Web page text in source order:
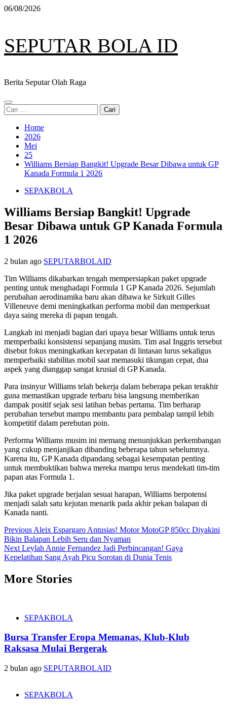
Skip
06/08/2026
SEPUTAR BOLA ID
Berita Seputar Olah Raga
Primary
Menu
Cari
untuk:
Home
2026
Mei
25
Williams Bersiap Bangkit! Upgrade Besar Dibawa untuk GP
Kanada Formula 1 2026
SEPAKBOLA
Williams Bersiap Bangkit! Upgrade
Besar Dibawa untuk GP Kanada Formula
1 2026
2 bulan ago SEPUTARBOLAID
Tim Williams dikabarkan tengah mempersiapkan paket upgrade
penting untuk menghadapi Formula 1 GP Kanada 2026. Sejumlah
perubahan aerodinamika baru akan dibawa ke Sirkuit Gilles
Villeneuve demi meningkatkan performa mobil dan memperkuat
daya saing mereka di papan tengah.
Langkah ini menjadi bagian dari upaya besar Williams untuk terus
memperbaiki konsistensi sepanjang musim. Tim asal Inggris tersebut
disebut fokus meningkatkan kecepatan di lintasan lurus sekaligus
memperbaiki stabilitas mobil saat memasuki tikungan cepat, dua
aspek yang dianggap sangat krusial di GP Kanada.
Para insinyur Williams telah bekerja dalam beberapa pekan terakhir
guna memastikan upgrade terbaru bisa langsung memberikan
dampak positif sejak sesi latihan bebas pertama. Tim berharap
perubahan tersebut mampu membantu para pembalap tampil lebih
kompetitif dalam perebutan poin.
Performa Williams musim ini memang menunjukkan perkembangan
yang cukup menjanjikan dibanding beberapa tahun sebelumnya.
Karena itu, GP Kanada dipandang sebagai kesempatan penting
untuk membuktikan bahwa mereka mampu terus mendekati tim-tim
papan atas Formula 1.
Jika paket upgrade berjalan sesuai harapan, Williams berpotensi
menjadi salah satu kejutan menarik pada akhir pekan balapan di
Kanada nanti.
Post
navigation
Previous Aleix Espargaro Antusias! Motor MotoGP 850cc Diyakini
Bikin Balapan Lebih Seru dan Nyaman
Next Leylah Annie Fernandez Jadi Perbincangan! Gaya
Kepelatihan Sang Ayah Picu Sorotan di Dunia Tenis
More Stories
SEPAKBOLA
Bursa Transfer Eropa Memanas, Klub-Klub
Raksasa Mulai Bergerak
2 bulan ago SEPUTARBOLAID
SEPAKBOLA